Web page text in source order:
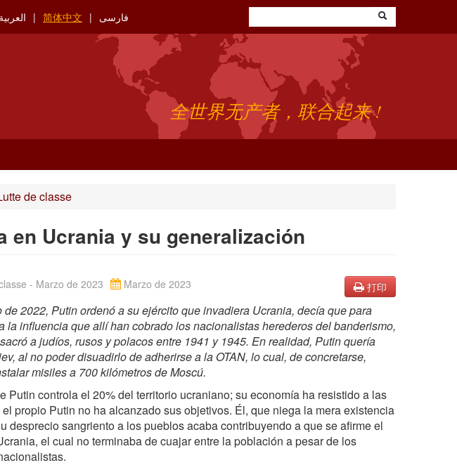
العربية 简体中文 فارسی
全世界无产者，联合起来 !
de classe
en Ucrania y su generalización
打印
- Marzo de 2023 Marzo de 2023
2022, Putin ordenó a su ejército que invadiera Ucrania, decía que para
la influencia que allí han cobrado los nacionalistas herederos del banderismo,
a judíos, rusos y polacos entre 1941 y 1945. En realidad, Putin quería
al no poder disuadirlo de adherirse a la OTAN, lo cual, de concretarse,
misiles a 700 kilómetros de Moscú.
Putin controla el 20% del territorio ucraniano; su economía ha resistido a las
propio Putin no ha alcanzado sus objetivos. Él, que niega la mera existencia
desprecio sangriento a los pueblos acaba contribuyendo a que se afirme el
el cual no terminaba de cuajar entre la población a pesar de los